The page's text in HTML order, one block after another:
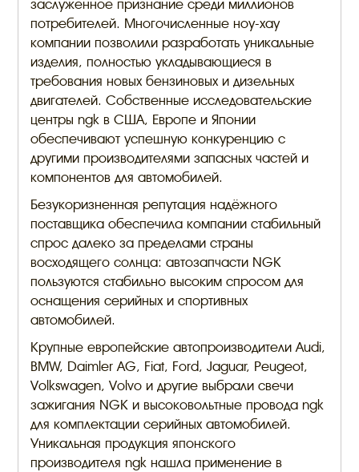
заслуженное признание среди миллионов
потребителей. Многочисленные ноу-хау
компании позволили разработать уникальные
изделия, полностью укладывающиеся в
требования новых бензиновых и дизельных
двигателей. Собственные исследовательские
центры ngk в США, Европе и Японии
обеспечивают успешную конкуренцию с
другими производителями запасных частей и
компонентов для автомобилей.
Безукоризненная репутация надёжного
поставщика обеспечила компании стабильный
спрос далеко за пределами страны
восходящего солнца: автозапчасти NGK
пользуются стабильно высоким спросом для
оснащения серийных и спортивных
автомобилей.
Крупные европейские автопроизводители Audi,
BMW, Daimler AG, Fiat, Ford, Jaguar, Peugeot,
Volkswagen, Volvo и другие выбрали свечи
зажигания NGK и высоковольтные провода ngk
для комплектации серийных автомобилей.
Уникальная продукция японского
производителя ngk нашла применение в